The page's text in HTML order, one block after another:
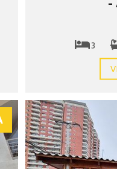
-
3